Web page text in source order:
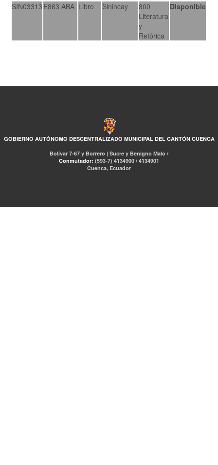
SIN03313 E863 ABA Libro Sinincay
800
Literatura
y
Retórica
Disponible
GOBIERNO AUTÓNOMO DESCENTRALIZADO MUNICIPAL DEL CANTÓN CUENCA
Bolívar 7-67 y Borrero | Sucre y Benigno Malo /
Conmutador: (593-7) 4134900 / 4134901
Cuenca, Ecuador